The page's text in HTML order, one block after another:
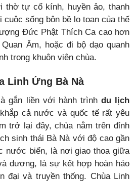
thờ tự cổ kính, huyền ảo, thanh
cuộc sống bộn bề lo toan của thế
Đức Phật Thích Ca cao hơn
Âm, hoặc đi bộ dạo quanh
trong khuôn viên chùa.
Linh Ứng Bà Nà
gắn liền với hành trình du lịch
cả nước và quốc tế rất yêu
trở lại đây, chùa nằm trên đỉnh
sinh thái Bà Nà với độ cao gần
nước biển, là nơi giao thoa giữa
dương, là sự kết hợp hoàn hảo
đại và truyền thống. Chùa Linh